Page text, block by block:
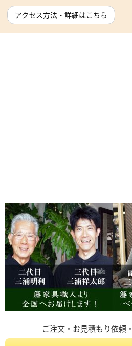
アクセス方法・詳細はこちら
ご注文・お見積もり依頼